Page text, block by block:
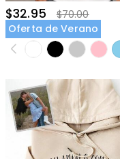
$32.95
$70.00
Oferta de Verano